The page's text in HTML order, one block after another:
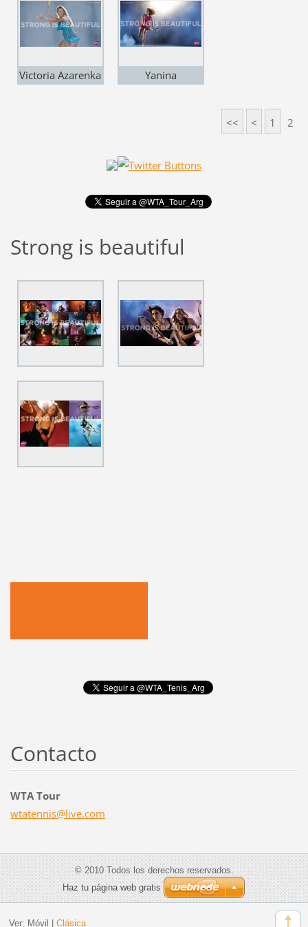
Victoria Azarenka
Yanina
<< < 1 2
Strong is beautiful
Contacto
WTA Tour
wtatennis@live.com
© 2010 Todos los derechos reservados.
Haz tu página web gratis
Ver: Móvil Clásica